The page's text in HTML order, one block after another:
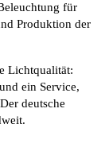
für
Produktion der
Lichtqualität:
ein Service,
deutsche